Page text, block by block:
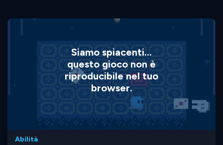
Siamo spiacenti...
questo gioco non è
riproducibile nel tuo
browser.
Abilità